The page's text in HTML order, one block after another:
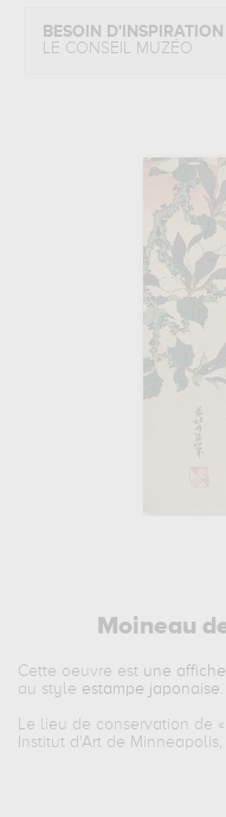
BESOIN D'INSPIRATION
LE CONSEIL MUZÉO
Moineau
Cette oeuvre est une affiche
au style estampe japonaise.
Le lieu de conservation de «
Institut d'Art de